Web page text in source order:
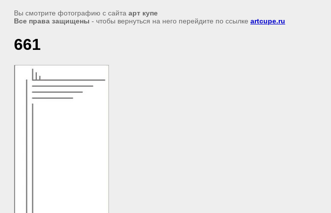
Вы смотрите фотографию с сайта арт купе
Все права защищены - чтобы вернуться на него перейдите по ссылке artcupe.ru
661